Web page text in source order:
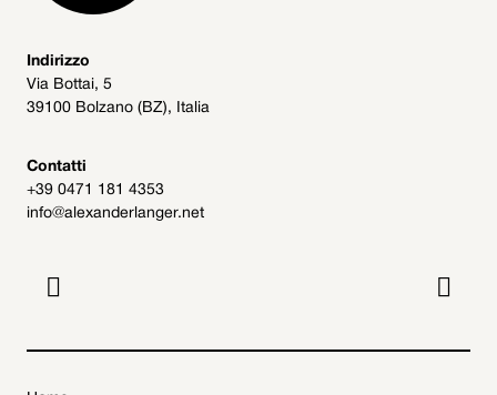
Indirizzo
Via Bottai, 5
39100 Bolzano (BZ), Italia
Contatti
+39 0471 181 4353
info@alexanderlanger.net
 